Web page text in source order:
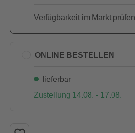
Verfügbarkeit im Markt prüfen
ONLINE BESTELLEN
lieferbar
Zustellung 14.08. - 17.08.